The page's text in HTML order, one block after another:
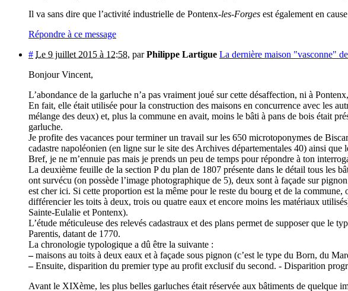
Il va sans dire que l’activité industrielle de Pontenx-les-Forges est également en
Répondre à ce message
# Le 9 juillet 2015 à 12:58, parPhilippe Lartigue La dernière maison "vasconne"
Bonjour Vincent,
L’abondance de la garluche n’a pas vraiment joué sur cette désaffection, ni à
En fait, elle était utilisée pour la construction des maisons en concurrence avec les
mélange des deux) et, plus la commune en avait, moins le bâti à pans de bois était
garluche.
Je profite des vacances pour terminer un travail sur les 650 microtoponymes de
cadastre napoléonien (en ligne sur le site des Archives départementales 40) ainsi
Bref, je ne m’ennuie pas mais je prends un peu de temps pour répondre à ton
La deuxième feuille de la section P du plan de 1807 présente dans le détail tous les
ont survécu (on possède l’image photographique de 5), deux sont à façade sur
est cher ici. Si cette proportion est la même pour le reste du bourg et de la
différencier les toits à deux, trois ou quatre eaux et encore moins les matériaux
Sainte-Eulalie et Pontenx).
L’étude méticuleuse des relevés cadastraux et des plans permet de supposer que le
Parentis, datant de 1770.
La chronologie typologique a dû être la suivante :
–maisons au toits à deux eaux et à façade sous pignon (c’est le type du Born, du
–Ensuite, disparition du premier type au profit exclusif du second. - Disparition
Avant le XIXème, les plus belles garluches était réservée aux bâtiments de quelque